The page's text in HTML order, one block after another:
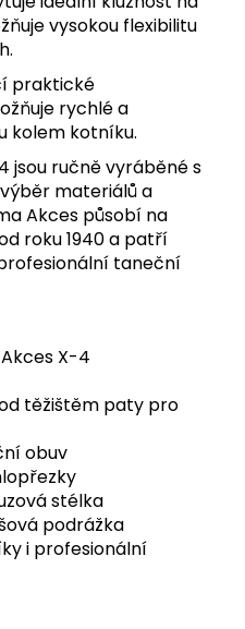
vysokou flexibilitu
praktické
rychlé a
kolem kotníku.
jsou ručně vyráběné s
materiálů a
Akces působí na
roku 1940 a patří
taneční
X-4
těžištěm paty pro
obuv
stélka
podrážka
i profesionální